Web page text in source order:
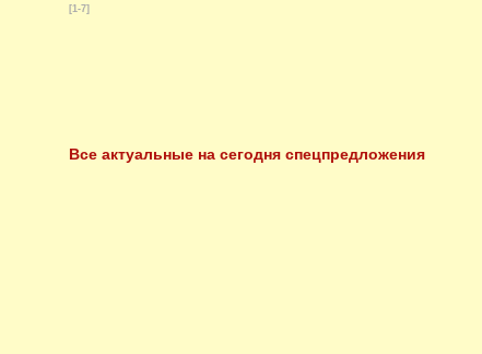
[1-7]
Все актуальные на сегодня спецпредложения